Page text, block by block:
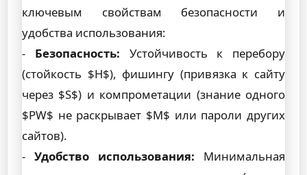
ключевым свойствам безопасности и
удобства использования:
- Безопасность: Устойчивость к перебору
(стойкость $H$), фишингу (привязка к сайту
через $S$) и компрометации (знание одного
$PW$ не раскрывает $M$ или пароли других
сайтов).
- Удобство использования: Минимальная